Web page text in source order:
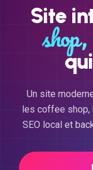
Site
Un site
les coffee shop,
SEO local et